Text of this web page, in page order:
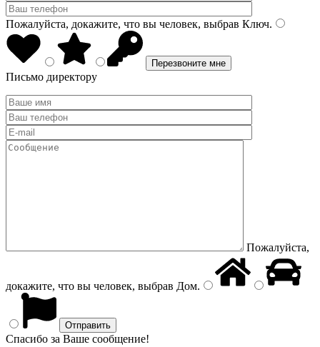
Пожалуйста, докажите, что вы человек, выбрав Ключ.
Письмо директору
Пожалуйста,
докажите, что вы человек, выбрав Дом.
Спасибо за Ваше сообщение!